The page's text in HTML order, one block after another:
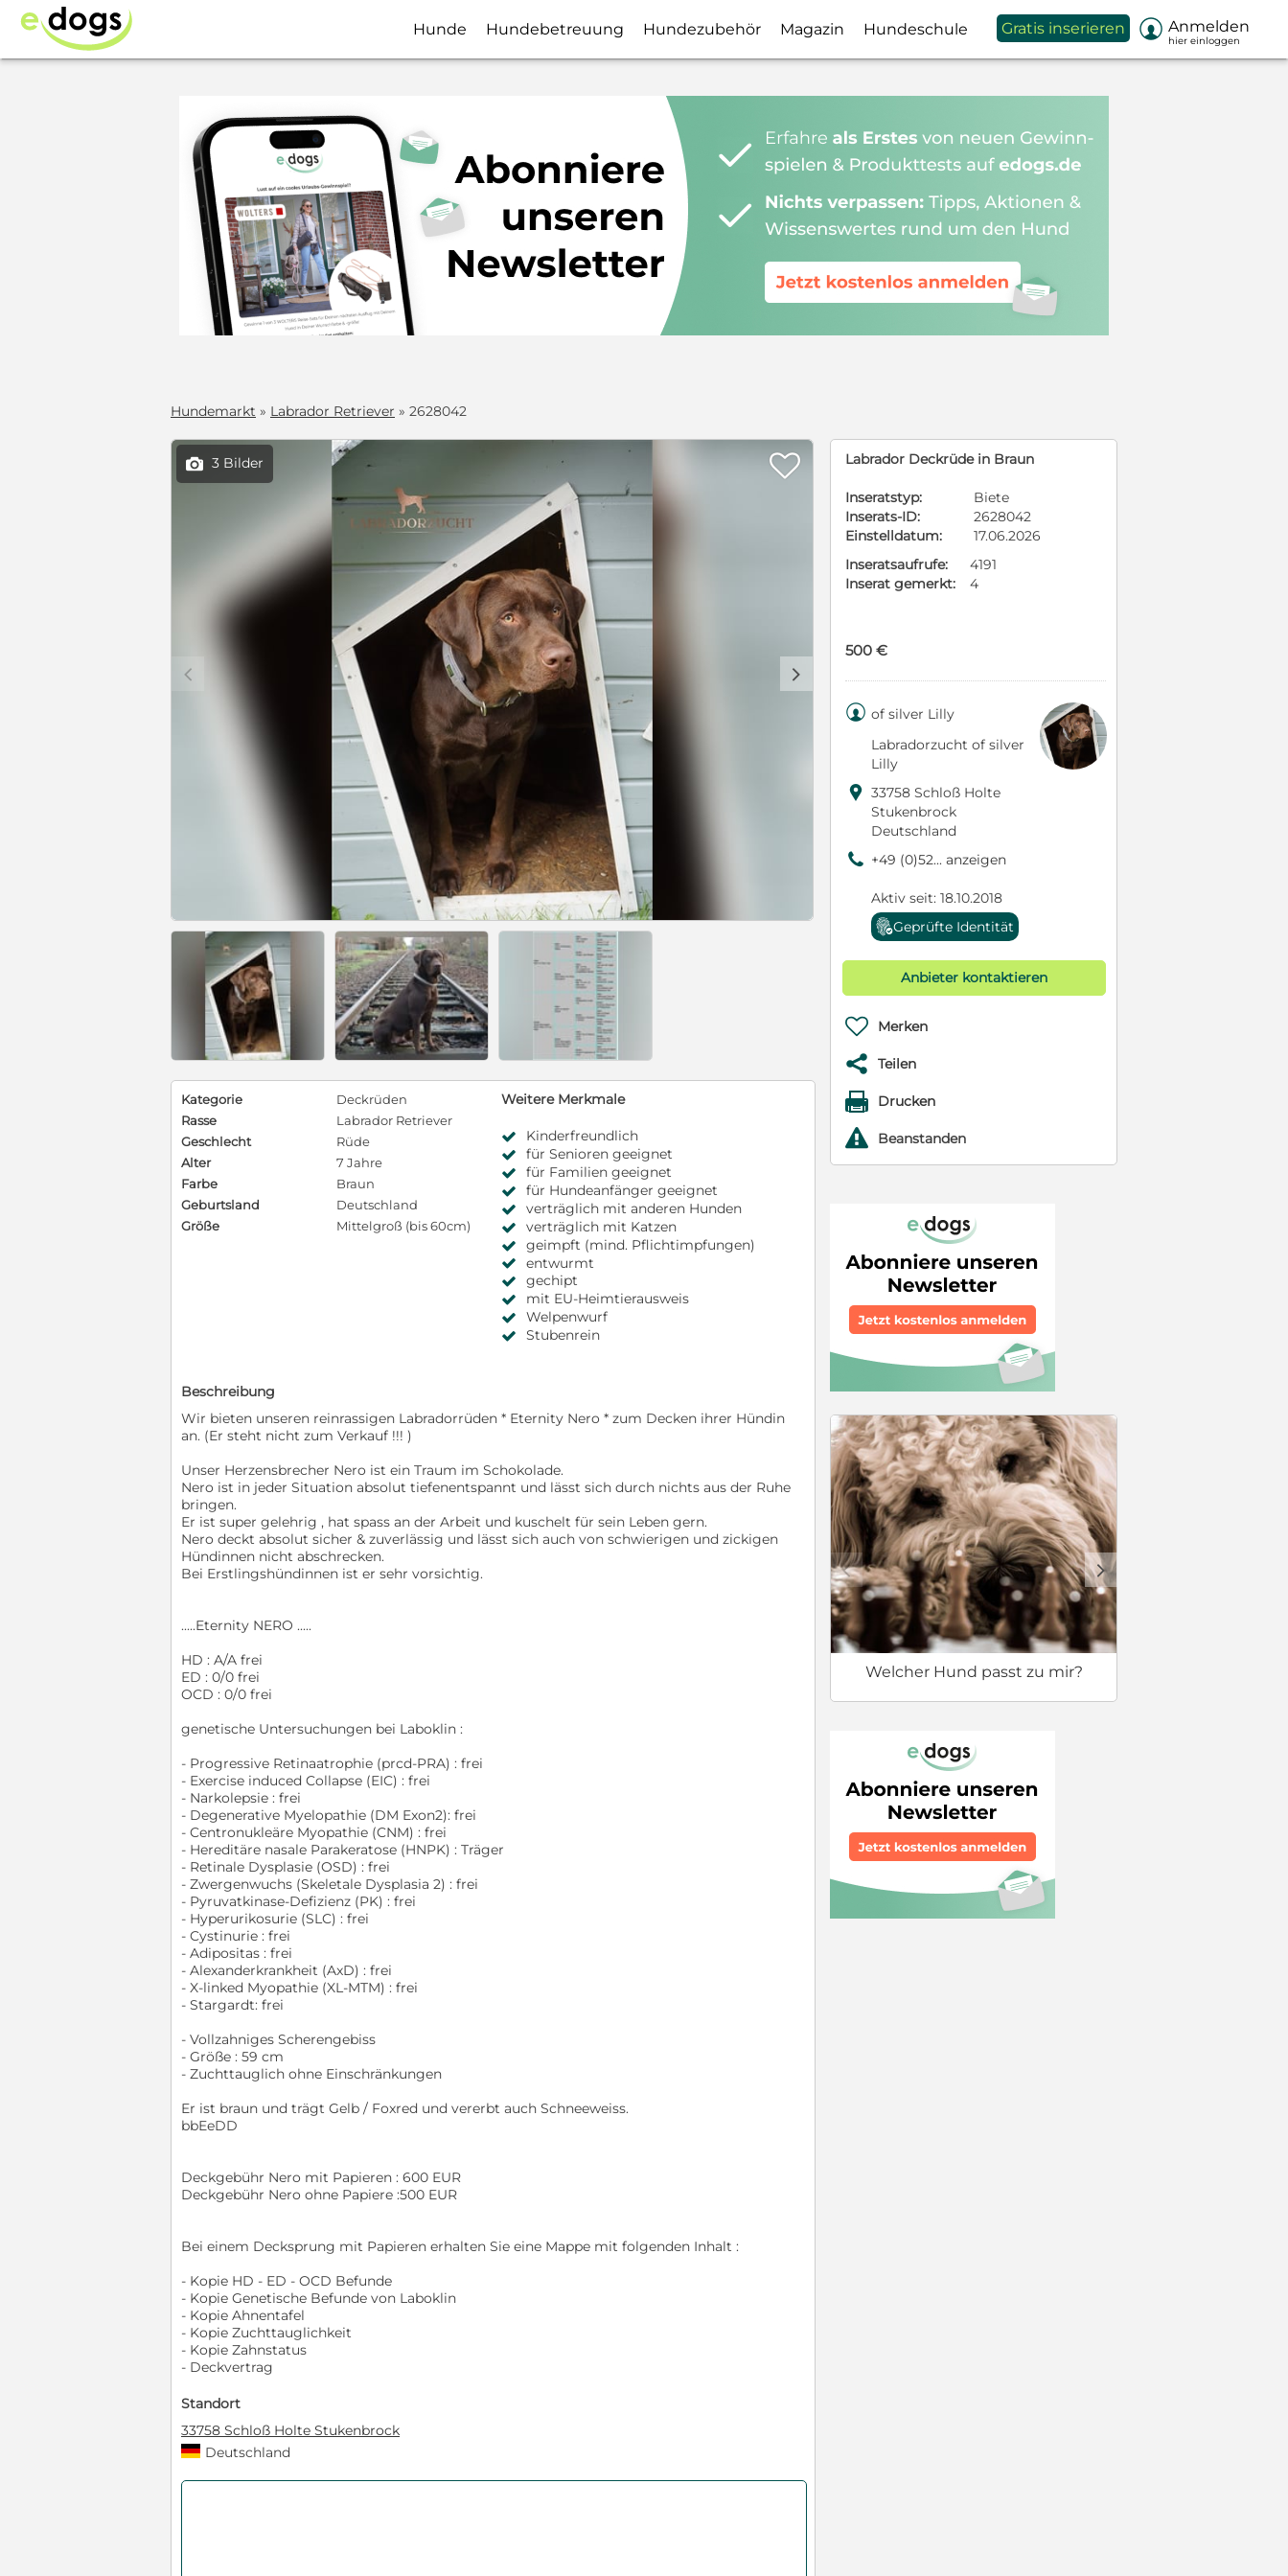
Hunde Hundebetreuung Hundezubehör Magazin Hundeschule Gratis inserieren  Anmelden
hier einloggen
Hundemarkt » Labrador Retriever » 2628042
 3 Bilder 
c d
Labrador Deckrüde in Braun
Inseratstyp:
Biete
Inserats-ID:
2628042
Einstelldatum:
17.06.2026
Inseratsaufrufe:
4191
Inserat gemerkt:
4
500 €
 of silver Lilly
Labradorzucht of silver
Lilly
 33758 Schloß Holte
Stukenbrock
Deutschland
9 +49 (0)52... anzeigen
Aktiv seit: 18.10.2018
Geprüfte Identität
Anbieter kontaktieren
 Merken
 Teilen
 Drucken
r Beanstanden
Welcher Hund passt zu mir?
c d
Kategorie
Deckrüden
Rasse
Labrador Retriever
Geschlecht
Rüde
Alter
7 Jahre
Farbe
Braun
Geburtsland
Deutschland
Größe
Mittelgroß (bis 60cm)
Weitere Merkmale
Kinderfreundlich
für Senioren geeignet
für Familien geeignet
für Hundeanfänger geeignet
verträglich mit anderen Hunden
verträglich mit Katzen
geimpft (mind. Pflichtimpfungen)
entwurmt
gechipt
mit EU-Heimtierausweis
Welpenwurf
Stubenrein
Beschreibung
Wir bieten unseren reinrassigen Labradorrüden * Eternity Nero * zum Decken ihrer Hündin
an. (Er steht nicht zum Verkauf !!! )
Unser Herzensbrecher Nero ist ein Traum im Schokolade.
Nero ist in jeder Situation absolut tiefenentspannt und lässt sich durch nichts aus der Ruhe
bringen.
Er ist super gelehrig , hat spass an der Arbeit und kuschelt für sein Leben gern.
Nero deckt absolut sicher & zuverlässig und lässt sich auch von schwierigen und zickigen
Hündinnen nicht abschrecken.
Bei Erstlingshündinnen ist er sehr vorsichtig.
.....Eternity NERO .....
HD : A/A frei
ED : 0/0 frei
OCD : 0/0 frei
genetische Untersuchungen bei Laboklin :
- Progressive Retinaatrophie (prcd-PRA) : frei
- Exercise induced Collapse (EIC) : frei
- Narkolepsie : frei
- Degenerative Myelopathie (DM Exon2): frei
- Centronukleäre Myopathie (CNM) : frei
- Hereditäre nasale Parakeratose (HNPK) : Träger
- Retinale Dysplasie (OSD) : frei
- Zwergenwuchs (Skeletale Dysplasia 2) : frei
- Pyruvatkinase-Defizienz (PK) : frei
- Hyperurikosurie (SLC) : frei
- Cystinurie : frei
- Adipositas : frei
- Alexanderkrankheit (AxD) : frei
- X-linked Myopathie (XL-MTM) : frei
- Stargardt: frei
- Vollzahniges Scherengebiss
- Größe : 59 cm
- Zuchttauglich ohne Einschränkungen
Er ist braun und trägt Gelb / Foxred und vererbt auch Schneeweiss.
bbEeDD
Deckgebühr Nero mit Papieren : 600 EUR
Deckgebühr Nero ohne Papiere :500 EUR
Bei einem Decksprung mit Papieren erhalten Sie eine Mappe mit folgenden Inhalt :
- Kopie HD - ED - OCD Befunde
- Kopie Genetische Befunde von Laboklin
- Kopie Ahnentafel
- Kopie Zuchttauglichkeit
- Kopie Zahnstatus
- Deckvertrag
Standort
33758 Schloß Holte Stukenbrock
Deutschland